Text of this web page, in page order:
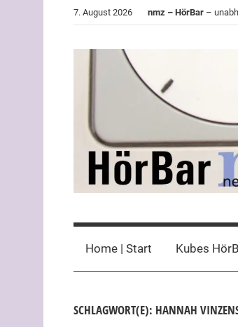
7. August 2026 nmz – HörBar –
HörBar
der
nmz
Home | Start Kubes
SCHLAGWORT(E): HANNAH